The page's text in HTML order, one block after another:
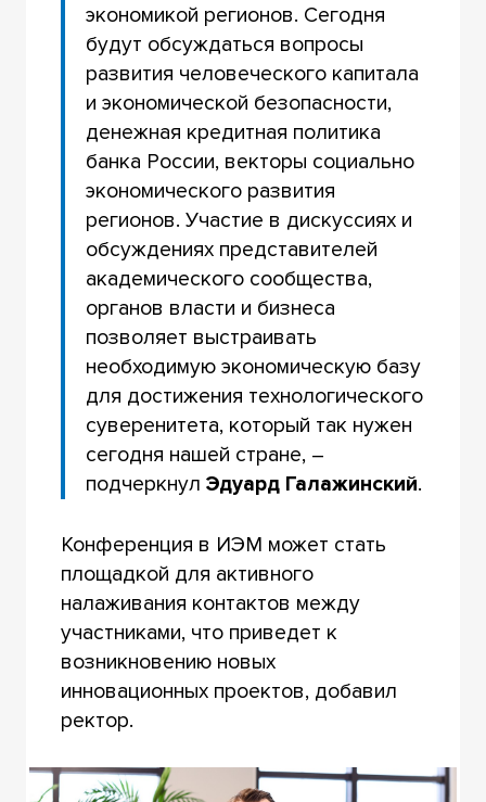
экономикой регионов. Сегодня
будут обсуждаться вопросы
развития человеческого капитала
и экономической безопасности,
денежная кредитная политика
банка России, векторы социально
экономического развития
регионов. Участие в дискуссиях и
обсуждениях представителей
академического сообщества,
органов власти и бизнеса
позволяет выстраивать
необходимую экономическую базу
для достижения технологического
суверенитета, который так нужен
сегодня нашей стране, –
подчеркнулЭдуард Галажинский.
Конференция в ИЭМ может стать
площадкой для активного
налаживания контактов между
участниками, что приведет к
возникновению новых
инновационных проектов, добавил
ректор.